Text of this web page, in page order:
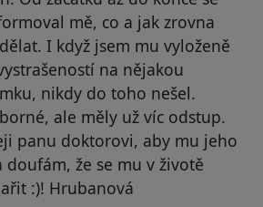
mě, co a jak zrovna
I když jsem mu vyloženě
na nějakou
nikdy do toho nešel.
ale měly už víc odstup.
panu doktorovi, aby mu jeho
že se mu v životě
:)! Hrubanová